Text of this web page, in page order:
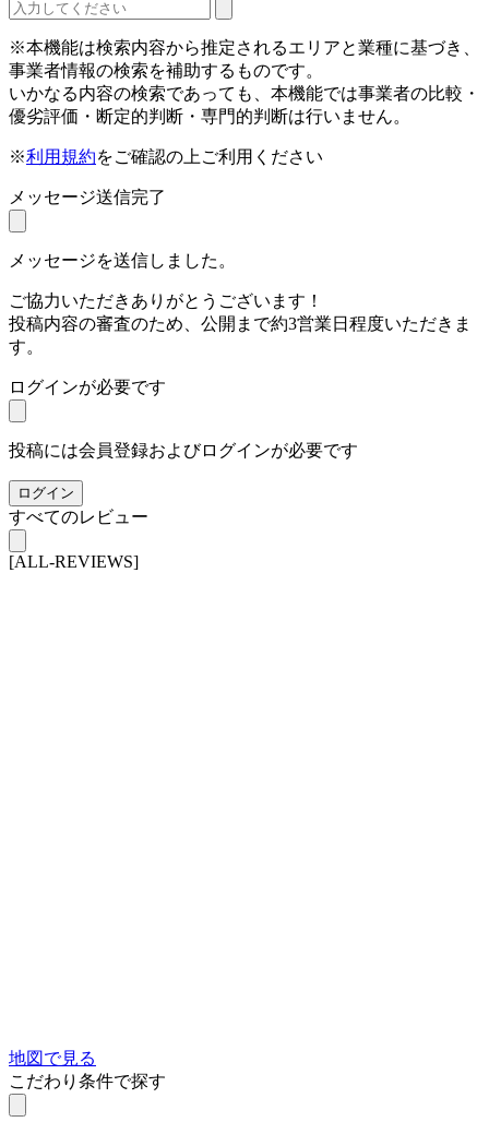
※本機能は検索内容から推定されるエリアと業種に基づき、
事業者情報の検索を補助するものです。
いかなる内容の検索であっても、本機能では事業者の比較・
優劣評価・断定的判断・専門的判断は行いません。
※利用規約をご確認の上ご利用ください
メッセージ送信完了
メッセージを送信しました。
ご協力いただきありがとうございます！
投稿内容の審査のため、公開まで約3営業日程度いただきま
す。
ログインが必要です
投稿には会員登録およびログインが必要です
ログイン
すべてのレビュー
[ALL-REVIEWS]
地図で見る
こだわり条件で探す